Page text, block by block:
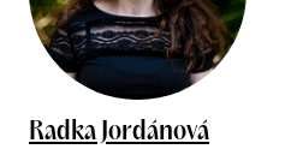
Radka Jordánová